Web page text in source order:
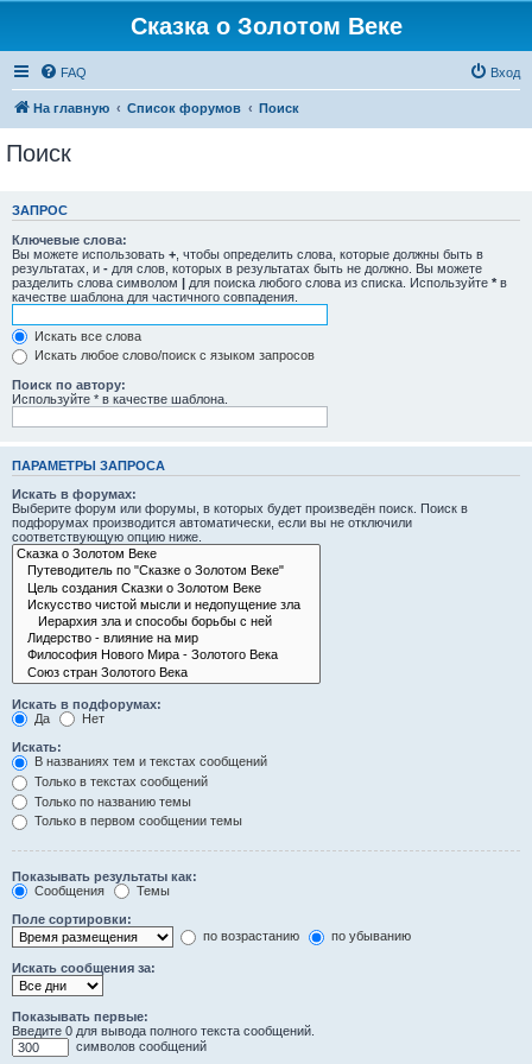
Сказка о Золотом Веке
FAQ Вход
На главную Список форумов Поиск
Поиск
ЗАПРОС
Ключевые слова:
Вы можете использовать + , чтобы определить слова, которые должны быть в
результатах, и - для слов, которых в результатах быть не должно. Вы можете
разделить слова символом | для поиска любого слова из списка. Используйте * в
качестве шаблона для частичного совпадения.
Искать все слова
Искать любое слово/поиск с языком запросов
Поиск по автору:
Используйте * в качестве шаблона.
ПАРАМЕТРЫ ЗАПРОСА
Искать в форумах:
Выберите форум или форумы, в которых будет произведён поиск. Поиск в
подфорумах производится автоматически, если вы не отключили
соответствующую опцию ниже.
Искать в подфорумах:
Да
Нет
Искать:
В названиях тем и текстах сообщений
Только в текстах сообщений
Только по названию темы
Только в первом сообщении темы
Показывать результаты как:
Сообщения
Темы
Поле сортировки:
по возрастанию
по убыванию
Искать сообщения за:
Показывать первые:
Введите 0 для вывода полного текста сообщений.
символов сообщений